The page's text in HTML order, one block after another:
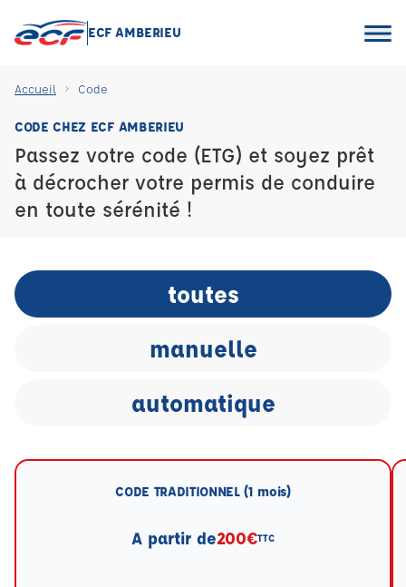
ECF AMBERIEU
Accueil Code
CODE CHEZ ECF AMBERIEU
Passez votre code (ETG) et soyez prêt
à décrocher votre permis de conduire
en toute sérénité !
toutes
manuelle
automatique
CODE TRADITIONNEL (1 mois)
A partir de200€TTC